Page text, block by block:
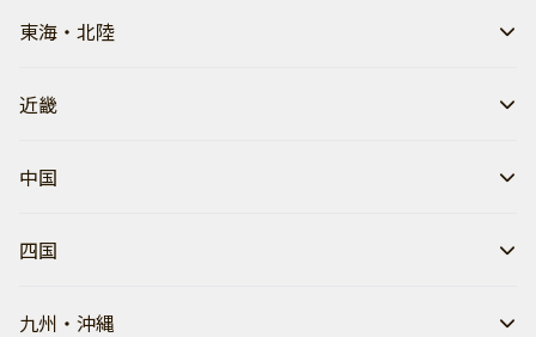
東海・北陸
近畿
中国
四国
九州・沖縄